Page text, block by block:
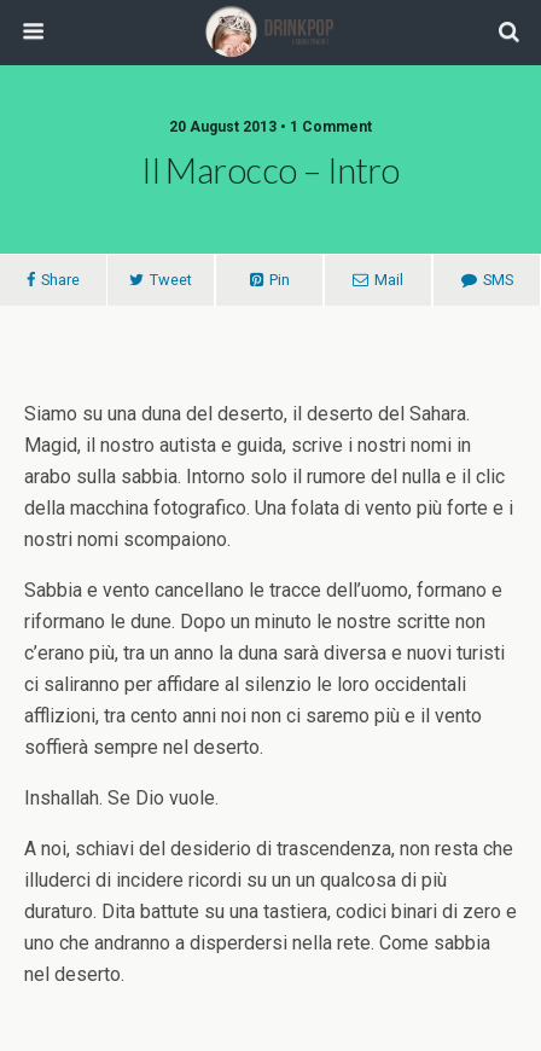
20 August 2013 • 1 Comment
Il Marocco – Intro
Share Tweet Pin Mail SMS
Siamo su una duna del deserto, il deserto del Sahara.
Magid, il nostro autista e guida, scrive i nostri nomi in
arabo sulla sabbia. Intorno solo il rumore del nulla e il clic
della macchina fotografico. Una folata di vento più forte e i
nostri nomi scompaiono.
Sabbia e vento cancellano le tracce dell’uomo, formano e
riformano le dune. Dopo un minuto le nostre scritte non
c’erano più, tra un anno la duna sarà diversa e nuovi turisti
ci saliranno per affidare al silenzio le loro occidentali
afflizioni, tra cento anni noi non ci saremo più e il vento
soffierà sempre nel deserto.
Inshallah. Se Dio vuole.
A noi, schiavi del desiderio di trascendenza, non resta che
illuderci di incidere ricordi su un un qualcosa di più
duraturo. Dita battute su una tastiera, codici binari di zero e
uno che andranno a disperdersi nella rete. Come sabbia
nel deserto.